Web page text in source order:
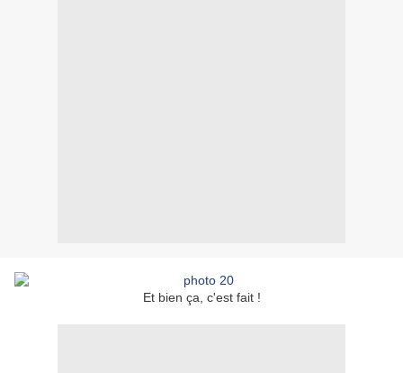
Et bien ça, c'est fait !